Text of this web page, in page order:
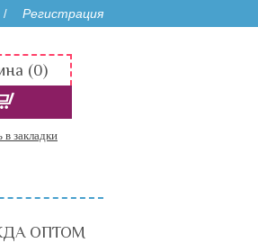
/ Регистрация
(0)
в закладки
ОПТОМ